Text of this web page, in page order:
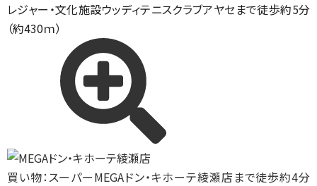
レジャー・文化施設ウッディテニスクラブアヤセまで徒歩約5分
（約430ｍ）
買い物：スーパーMEGAドン・キホーテ綾瀬店まで徒歩約4分